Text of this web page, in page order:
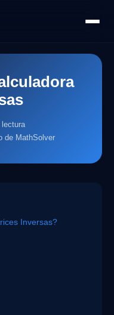
de MathSolver
Inversas?